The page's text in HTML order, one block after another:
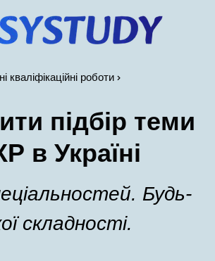
підбір теми
в Україні
Будь-
складності.
кваліфікаційні роботи